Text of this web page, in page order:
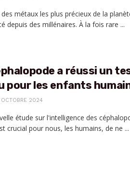
métaux les plus précieux de la
depuis des millénaires. À la fois rare ...
a réussi un
pour les enfants
2024
étude sur l'intelligence des
crucial pour nous, les humains, de ne ...